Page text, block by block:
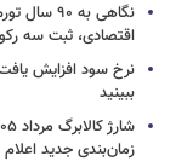
نگاهی به
اقتصادی، ثبت سه
نرخ سود افزایش
ببینید
زمان‌بندی جدید